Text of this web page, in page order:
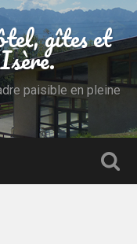
gîtes et
paisible en pleine